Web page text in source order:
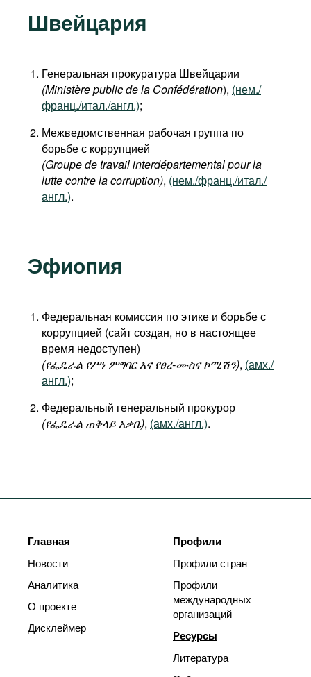
Швейцария
Генеральная прокуратура Швейцарии
(Ministère public de la Confédération), (нем./
франц./итал./англ.);
Межведомственная рабочая группа по
борьбе с коррупцией
(Groupe de travail interdépartemental pour la
lutte contre la corruption), (нем./франц./итал./
англ.).
Эфиопия
Федеральная комиссия по этике и борьбе с
коррупцией (сайт создан, но в настоящее
время недоступен)
(የፌዴራል የሥነ ምግባርእና የፀረ-ሙስና ኮሚሽን), (амх./
англ.);
Федеральный генеральный прокурор
(የፌዴራል ጠቅላይአቃቤ), (амх./англ.).
Главная
Новости
Аналитика
О проекте
Дисклеймер
Профили
Профили стран
Профили
международных
организаций
Ресурсы
Литература